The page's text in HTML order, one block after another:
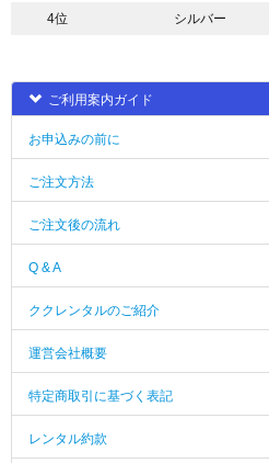
4位 シルバー
ご利用案内ガイド
お申込みの前に
ご注文方法
ご注文後の流れ
Q & A
ククレンタルのご紹介
運営会社概要
特定商取引に基づく表記
レンタル約款